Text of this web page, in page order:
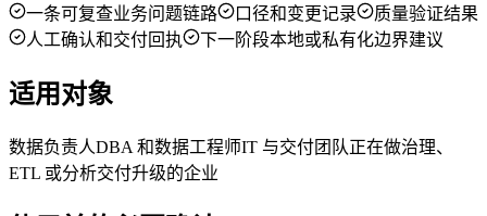
一条可复查业务问题链路 口径和变更记录
质量验证结果
人工确认和交付回执
下一阶段本地或私有化边界建议
适用对象
数据负责人DBA 和数据工程师IT 与交付团队正在做治理、
ETL 或分析交付升级的企业